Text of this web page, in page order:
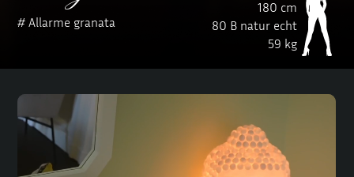
# Allarme granata
180 cm
80 B natur echt
59 kg